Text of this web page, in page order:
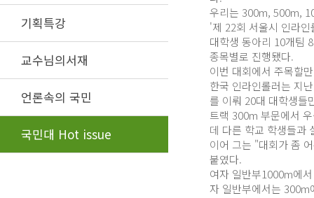
기획특강
교수님의서재
언론속의 국민
국민대 Hot issue
우리는 300m, 500m,
'제 22회 서울시 인라
대학생 동아리 10개팀
종목별로 진행됐다.
이번 대회에서 주목할
한국 인라인롤러는 지
를 이뤄 20대 대학생들
트랙 300m 부문에서
데 다른 학교 학생들과
이어 그는 "대회가 좀
붙였다.
여자 일반부1000m에
자 일반부에서는